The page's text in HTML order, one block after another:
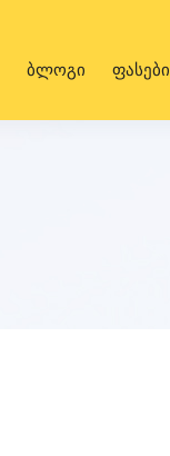
ბლოგი ფასები